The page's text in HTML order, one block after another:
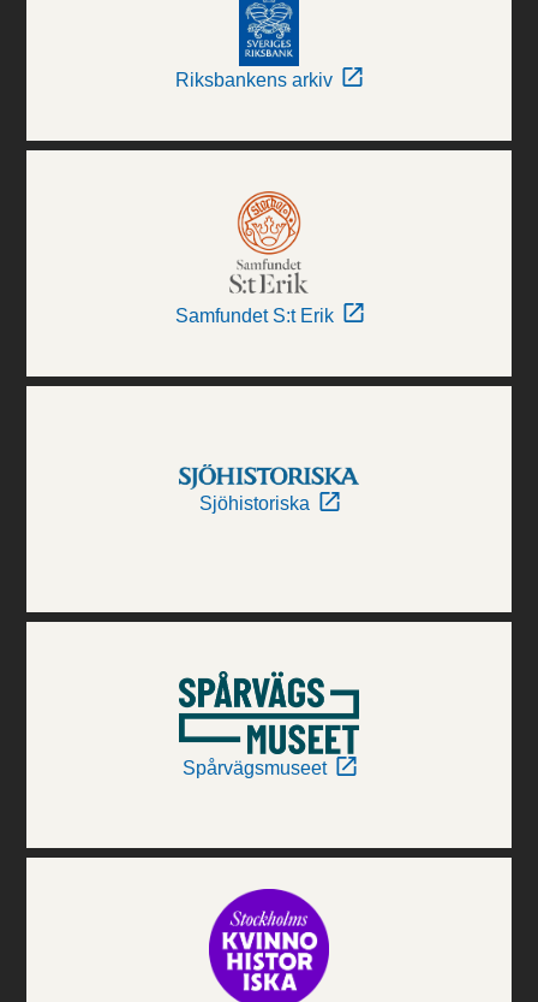
Riksbankens arkiv
Samfundet S:t Erik
Sjöhistoriska
Spårvägsmuseet